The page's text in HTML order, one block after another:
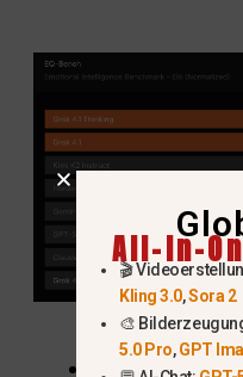
All-In-
🎬
Kling 3.0,Sora 2
🎨
5.0 Pro,GPT